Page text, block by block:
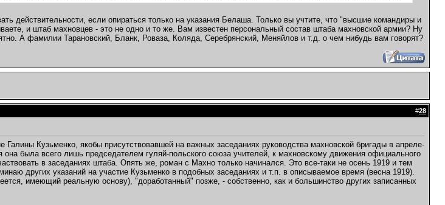
действительности, если опираться только на указания Белаша. Только вы учтите, что "высшие командиры и
и штаб махновцев - это не одно и то же. Вам известен персональный состав штаба махновской армии? Ну
А фамилии Тарановский, Бланк, Роваза, Коляда, Серебрянский, Меняйлов и т.д. о чем нибудь вам говорят?
#28
Галины Кузьменко, якобы присутствовавшей на важных заседаниях руководства махновской бригады в апреле-
была всего лишь председателем гуляй-польского союза учителей, к махновскому движения официального
в заседаниях штаба. Опять же, роман с Махно только начинался. Это все-таки не осень 1919 и тем
других указаний на участие Кузьменко в подобных заседаниях и т.п. в описываемое время (весна 1919).
имеющий реальную основу), "доработанный" позже, - собственно, как и большинство других записанных